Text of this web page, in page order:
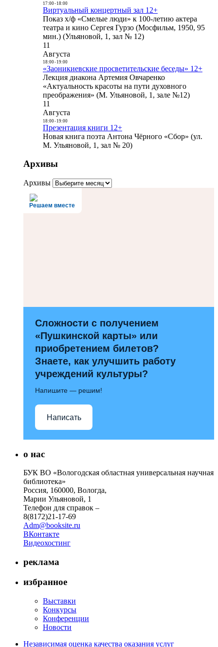
17:00- 18:00
Виртуальный концертный зал 12+
Показ х/ф «Смелые люди» к 100-летию актера
театра и кино Сергея Гурзо (Мосфильм, 1950, 95
мин.) (Ульяновой, 1, зал № 12)
11
Августа
18:00- 19:00
«Заоникиевские просветительские беседы» 12+
Лекция диакона Артемия Овчаренко
«Актуальность красоты на пути духовного
преображения» (М. Ульяновой, 1, зале №12)
11
Августа
18:00- 19:00
Презентация книги 12+
Новая книга поэта Антона Чёрного «Сбор» (ул.
М. Ульяновой, 1, зал № 20)
Архивы
Архивы
Решаем вместе
Сложности с получением
«Пушкинской карты» или
приобретением билетов?
Знаете, как улучшить работу
учреждений культуры?
Напишите — решим!
Написать
о нас
БУК ВО «Вологодская областная универсальная научная
библиотека»
Россия, 160000, Вологда,
Марии Ульяновой, 1
Телефон для справок –
8(8172)21-17-69
Adm@booksite.ru
ВКонтакте
Видеохостинг
реклама
избранное
Выставки
Конкурсы
Конференции
Новости
Независимая оценка качества оказания услуг